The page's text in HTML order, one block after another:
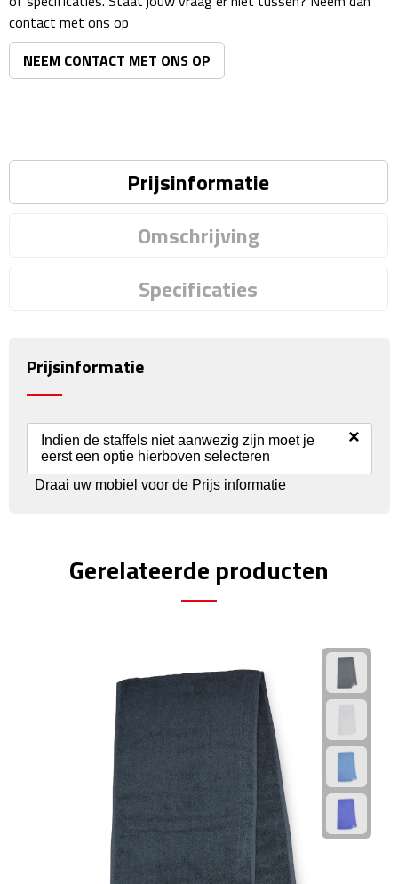
Reiskussens
Paspoorthouders
Auto telefoonhouders
IJskrabbers
Parkeerschijven
USB autoladers
Zonneschermen
Fiets Accessoires
Fiets telefoonhouders
contact met ons op
NEEM CONTACT MET ONS OP
Prijsinformatie
Omschrijving
Specificaties
Prijsinformatie
Indien de staffels niet aanwezig zijn moet je
eerst een optie hierboven selecteren
×
Draai uw mobiel voor de Prijs informatie
Gerelateerde producten